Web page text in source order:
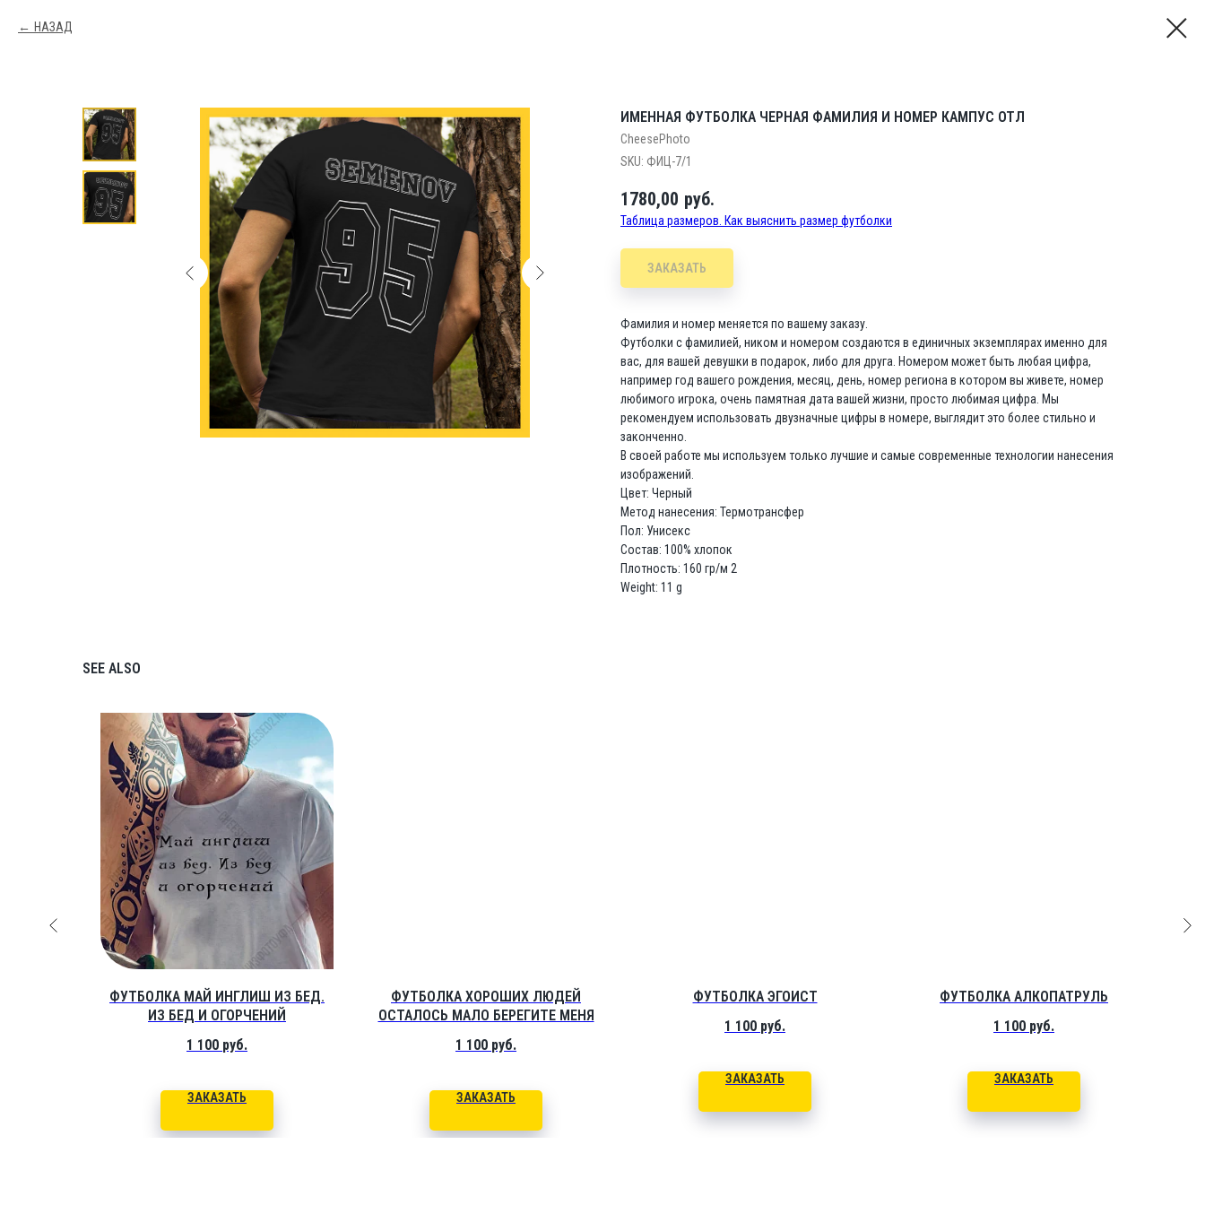
НАЗАД
ИМЕННАЯ ФУТБОЛКА ЧЕРНАЯ ФАМИЛИЯ И НОМЕР КАМПУС ОТЛ
CheesePhoto
SKU: ФИЦ-7/1
1780,00 руб.
Таблица размеров. Как выяснить размер футболки
ЗАКАЗАТЬ
Фамилия и номер меняется по вашему заказу.
Футболки с фамилией, ником и номером создаются в единичных экземплярах именно для
вас, для вашей девушки в подарок, либо для друга. Номером может быть любая цифра,
например год вашего рождения, месяц, день, номер региона в котором вы живете, номер
любимого игрока, очень памятная дата вашей жизни, просто любимая цифра. Мы
рекомендуем использовать двузначные цифры в номере, выглядит это более стильно и
законченно.
В своей работе мы используем только лучшие и самые современные технологии нанесения
изображений.
Цвет: Черный
Метод нанесения: Термотрансфер
Пол: Унисекс
Состав: 100% хлопок
Плотность: 160 гр/м 2
Weight: 11 g
SEE ALSO
ФУТБОЛКА МАЙ ИНГЛИШ ИЗ БЕД.
ИЗ БЕД И ОГОРЧЕНИЙ
1 100 руб.
ЗАКАЗАТЬ
ФУТБОЛКА ХОРОШИХ ЛЮДЕЙ
ОСТАЛОСЬ МАЛО БЕРЕГИТЕ МЕНЯ
1 100 руб.
ЗАКАЗАТЬ
ФУТБОЛКА ЭГОИСТ
1 100 руб.
ЗАКАЗАТЬ
ФУТБОЛКА АЛКОПАТРУЛЬ
1 100 руб.
ЗАКАЗАТЬ